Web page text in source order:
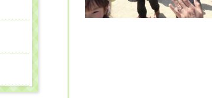
活動日記
アクセス